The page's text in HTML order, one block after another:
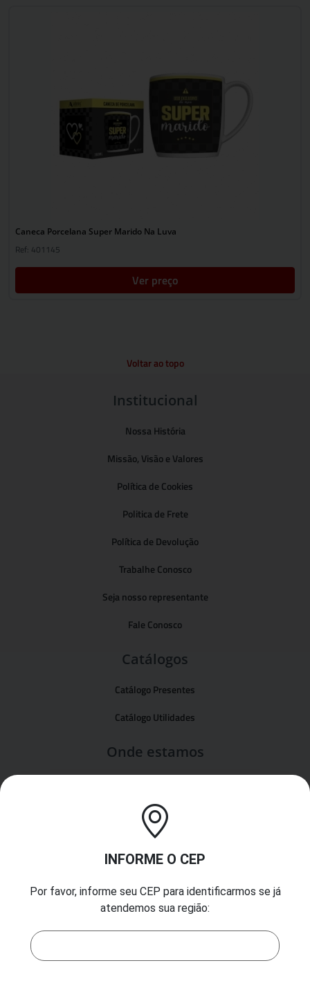
Caneca Porcelana Super Marido Na Luva
Ref: 401145
Ver preço
Voltar ao topo
Institucional
Nossa História
Missão, Visão e Valores
Política de Cookies
Politica de Frete
Política de Devolução
Trabalhe Conosco
Seja nosso representante
Fale Conosco
Catálogos
Catálogo Presentes
Catálogo Utilidades
Onde estamos
Formas de pagamento
INFORME O CEP
Por favor, informe seu CEP para identificarmos se já
atendemos sua região: